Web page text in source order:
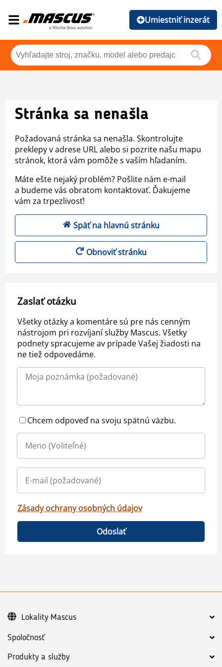
Umiestniť inzerát
Stránka sa nenašla
Požadovaná stránka sa nenašla. Skontrolujte
preklepy v adrese URL alebo si pozrite našu mapu
stránok, ktorá vám pomôže s vaším hľadaním.
Máte ešte nejaký problém? Pošlite nám e-mail
a budeme vás obratom kontaktovať. Ďakujeme
vám za trpezlivosť!
Späť na hlavnú stránku
Obnoviť stránku
Zaslať otázku
Všetky otázky a komentáre sú pre nás cenným
nástrojom pri rozvíjaní služby Mascus. Všetky
podnety spracujeme av prípade Vašej žiadosti na
ne tiež odpovedáme.
Chcem odpoveď na svoju spätnú väzbu.
Zásady ochrany osobných údajov
Odoslať
Spoločnosť
Produkty a služby
Lokality Mascus